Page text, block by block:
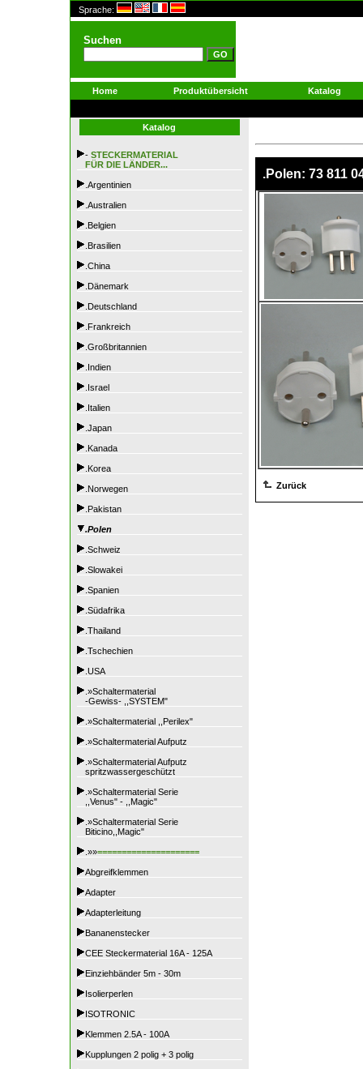
Sprache:
Suchen
Home Produktübersicht Katalog
Katalog
- STECKERMATERIAL
FÜR DIE LÄNDER...
.Argentinien
.Australien
.Belgien
.Brasilien
.China
.Dänemark
.Deutschland
.Frankreich
.Großbritannien
.Indien
.Israel
.Italien
.Japan
.Kanada
.Korea
.Norwegen
.Pakistan
.Polen
.Schweiz
.Slowakei
.Spanien
.Südafrika
.Thailand
.Tschechien
.USA
.»Schaltermaterial
-Gewiss- ,,SYSTEM"
.»Schaltermaterial ,,Perilex"
.»Schaltermaterial Aufputz
.»Schaltermaterial Aufputz
spritzwassergeschützt
.»Schaltermaterial Serie
,,Venus" - ,,Magic"
.»Schaltermaterial Serie
Biticino,,Magic"
.»»=====================
Abgreifklemmen
Adapter
Adapterleitung
Bananenstecker
CEE Steckermaterial 16A - 125A
Einziehbänder 5m - 30m
Isolierperlen
ISOTRONIC
Klemmen 2.5A - 100A
Kupplungen 2 polig + 3 polig
.Polen: 73 811
Zurück